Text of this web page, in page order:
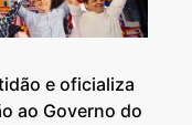
e oficializa
ao Governo do